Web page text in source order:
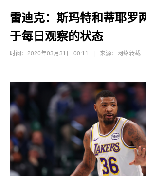
雷迪克：斯玛特和蒂耶罗
于每日观察的状态
时间：2026年03月31日 00:11 来源：网络转载